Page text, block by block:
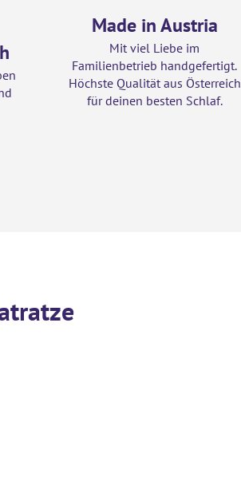
Made in Austria
Mit viel Liebe im
Familienbetrieb handgefertigt.
Höchste Qualität aus Österreich
für deinen besten Schlaf.